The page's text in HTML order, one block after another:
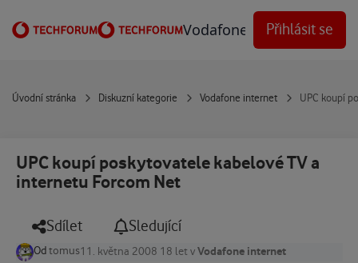
Vodafone Techforum
Přihlásit se
Úvodní stránka Diskuzní kategorie Vodafone internet UPC koupí
UPC koupí poskytovatele kabelové TV a
internetu Forcom Net
Sdílet Sledující
Odtomus11. května 2008 18 let vVodafone internet